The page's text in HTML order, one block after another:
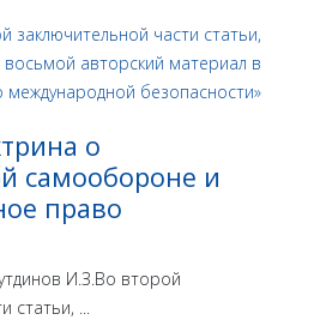
о
самообороне и
право
И.З.Во второй
статьи, ...